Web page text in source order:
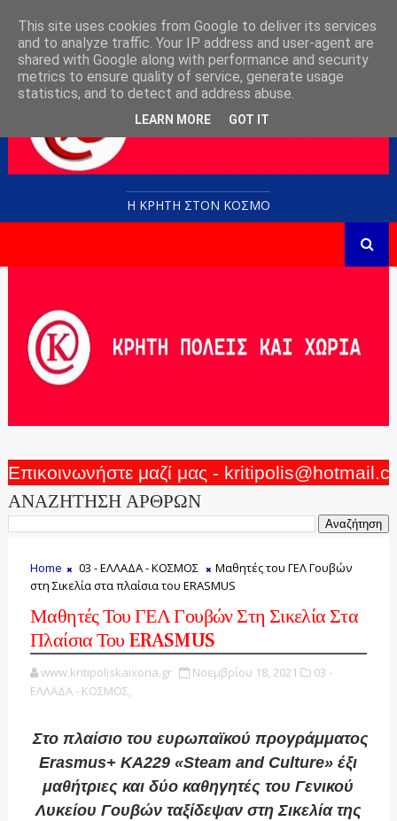
Η ΚΡΗΤΗ ΣΤΟN KOΣΜΟ
Επικοινωνήστε μαζί μας -
ΑΝΑΖΗΤΗΣΗ ΑΡΘΡΩΝ
Home 03 - ΕΛΛΑΔΑ - ΚΟΣΜΟΣ
Μαθητές του ΓΕΛ Γουβών
στη Σικελία στα πλαίσια του ERASMUS
Μαθητές Του ΓΕΛ Γουβών Στη Σικελία Στα
Πλαίσια Του ERASMUS
www.kritipoliskaixoria.gr Νοεμβρίου 18, 2021
03 -
ΕΛΛΑΔΑ - ΚΟΣΜΟΣ,
Στο πλαίσιο του ευρωπαϊκού προγράμματος
Erasmus+ ΚΑ229 «Steam and Culture» έξι
μαθήτριες και δύο καθηγητές του Γενικού
Λυκείου Γουβών ταξίδεψαν στη Σικελία της
This site uses cookies from Google to deliver its services
and to analyze traffic. Your IP address and user-agent are
shared with Google along with performance and security
metrics to ensure quality of service, generate usage
statistics, and to detect and address abuse.
LEARN MORE GOT IT